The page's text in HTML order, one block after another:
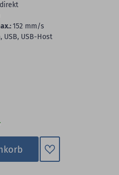
152 mm/s
USB, USB-Host
Zum